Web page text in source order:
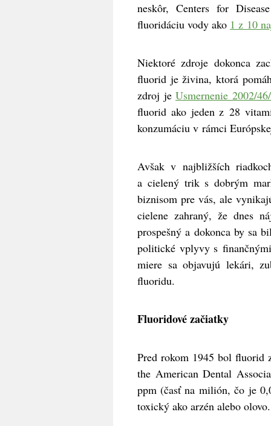
neskôr, Centers for
fluoridáciu vody ako 1 z 10
Niektoré zdroje dokonca
fluorid je živina, ktorá
zdroj jeUsmernenie 2002/
fluorid ako jeden z 28
konzumáciu v rámci
Avšak v najbližších
a cielený trik s dobrým
biznisom pre vás, ale
cielene zahraný, že dnes
prospešný a dokonca by sa
politické vplyvy s
miere sa objavujú lekári,
fluoridu.
Fluoridové začiatky
Pred rokom 1945 bol fluorid
the American Dental
ppm (časť na milión, čo je
toxický ako arzén alebo olovo.